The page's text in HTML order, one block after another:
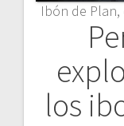
Ibón de
los